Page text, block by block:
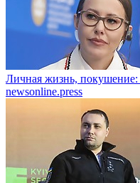
Личная жизнь, покушение:
newsonline.press